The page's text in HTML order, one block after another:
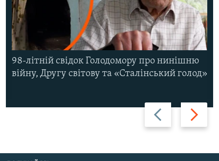
Назад Вперед
98-літній свідок Голодомору про нинішню
війну, Другу світову та «Сталінський голод»